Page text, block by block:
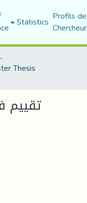
Statistics Profils
Management Sciences
Thesis
تقييم